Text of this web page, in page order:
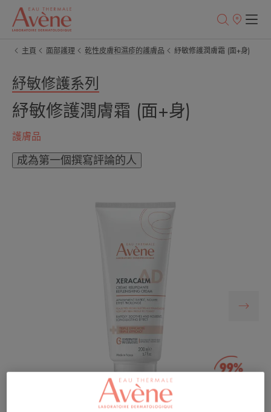
銷
主頁
面部護理 乾性皮膚和濕疹的護膚品 紓敏修護潤膚霜 (面+身)
紓敏修護系列
紓敏修護潤膚霜 (面+身)
護膚品
成為第一個撰寫評論的人